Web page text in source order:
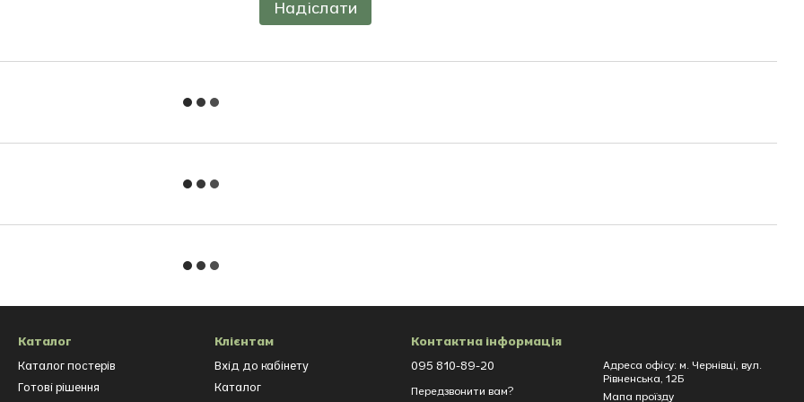
Надіслати
Каталог
Каталог постерів
Готові рішення
Клієнтам
Вхід до кабінету
Каталог
Контактна інформація
095 810-89-20
Передзвонити вам?
Адреса офісу: м. Чернівці, вул.
Рівненська, 12Б
Мапа проїзду